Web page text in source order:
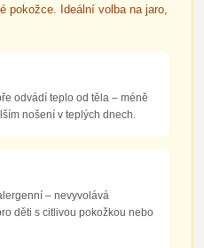
pokožce. Ideální volba na jaro,
odvádí teplo od těla – méně
nošení v teplých dnech.
– nevyvolává
děti s citlivou pokožkou nebo